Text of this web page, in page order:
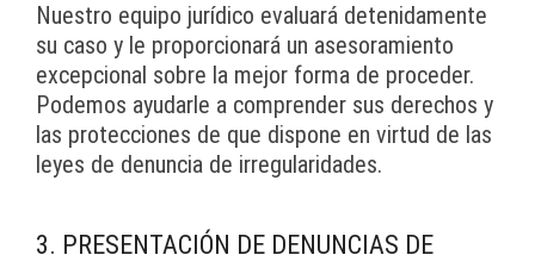
Nuestro equipo jurídico evaluará detenidamente
su caso y le proporcionará un asesoramiento
excepcional sobre la mejor forma de proceder.
Podemos ayudarle a comprender sus derechos y
las protecciones de que dispone en virtud de las
leyes de denuncia de irregularidades.
3. PRESENTACIÓN DE DENUNCIAS DE